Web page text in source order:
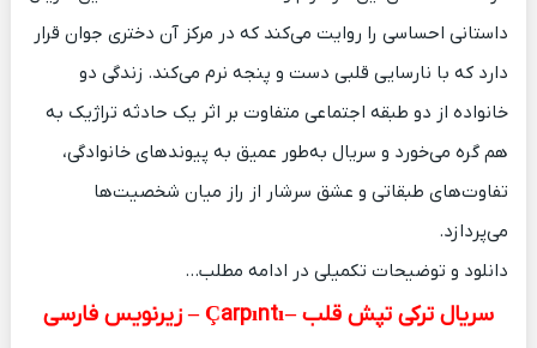
داستانی احساسی را روایت می‌کند که در مرکز آن دختری جوان قرار
دارد که با نارسایی قلبی دست و پنجه نرم می‌کند. زندگی دو
خانواده از دو طبقه اجتماعی متفاوت بر اثر یک حادثه تراژیک به
هم گره می‌خورد و سریال به‌طور عمیق به پیوندهای خانوادگی،
تفاوت‌های طبقاتی و عشق سرشار از راز میان شخصیت‌ها
می‌پردازد.
دانلود و توضیحات تکمیلی در ادامه مطلب…
سریال ترکی تپش قلب – Çarpıntı – زیرنویس فارسی